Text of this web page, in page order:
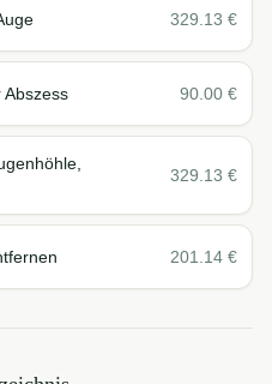
329.13 €
90.00 €
329.13 €
201.14 €